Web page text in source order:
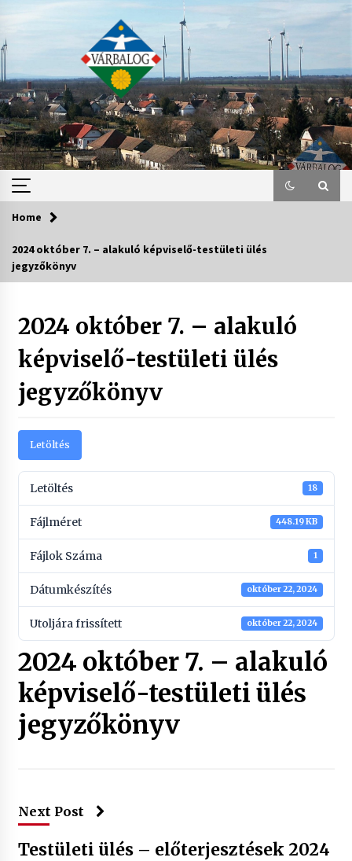
content
Home
2024 október 7. – alakuló képviselő-testületi ülés
jegyzőkönyv
2024 október 7. – alakuló
képviselő-testületi ülés
jegyzőkönyv
Letöltés
Letöltés 18
Fájlméret 448.19 KB
Fájlok Száma 1
Dátumkészítés október 22, 2024
Utoljára frissített október 22, 2024
2024 október 7. – alakuló
képviselő-testületi ülés
jegyzőkönyv
Next Post
Testületi ülés – előterjesztések 2024